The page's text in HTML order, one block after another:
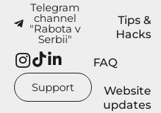
Telegram
channel
"Rabota v
Serbii"
Support
Tips &
Hacks
FAQ
Website
updates